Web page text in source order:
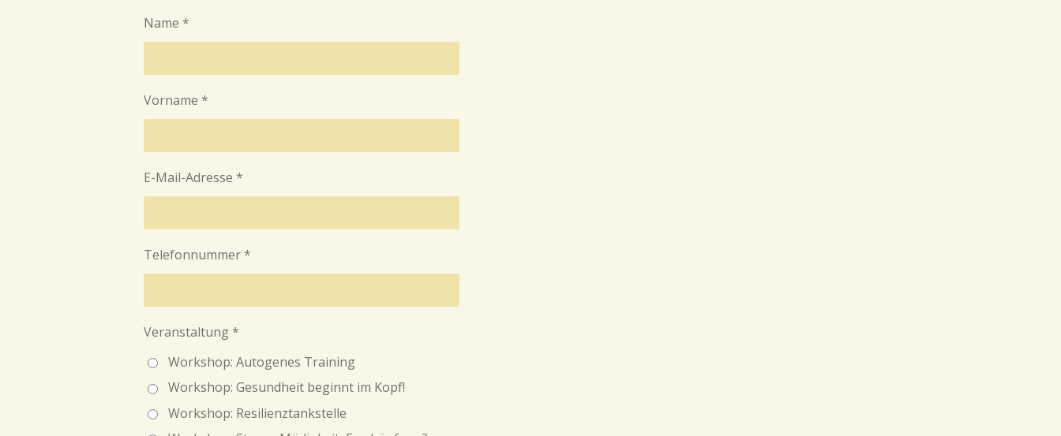
Name *
Vorname *
E-Mail-Adresse *
Telefonnummer *
Veranstaltung *
Workshop: Autogenes Training
Workshop: Gesundheit beginnt im Kopf!
Workshop: Resilienztankstelle